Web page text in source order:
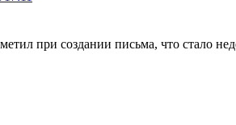
при создании письма, что стало